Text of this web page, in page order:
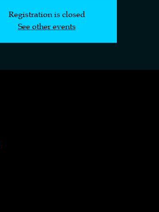
Registration is closed
See other events